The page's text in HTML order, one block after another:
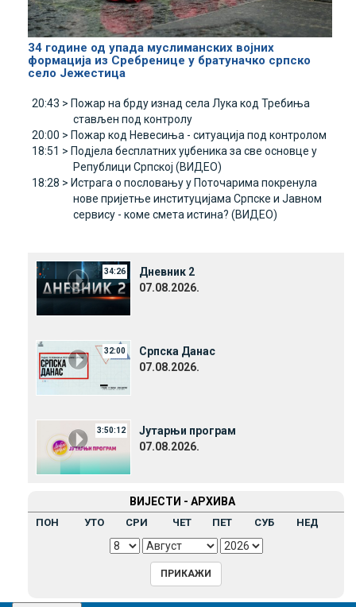
34 године од упада муслиманских војних
формација из Сребренице у братуначко српско
село Јежестица
20:43 > Пожар на брду изнад села Лука код Требиња
стављен под контролу
20:00 > Пожар код Невесиња - ситуација под контролом
18:51 > Подјела бесплатних уџбеника за све основце у
Републици Српској (ВИДЕО)
18:28 > Истрага о пословању у Поточарима покренула
нове пријетње институцијама Српске и Јавном
сервису - коме смета истина? (ВИДЕО)
34:26
Дневник 2
07.08.2026.
32:00
Српска Данас
07.08.2026.
3:50:12
Јутарњи програм
07.08.2026.
ВИЈЕСТИ - АРХИВА
ПОН УТО СРИ ЧЕТ ПЕТ СУБ НЕД